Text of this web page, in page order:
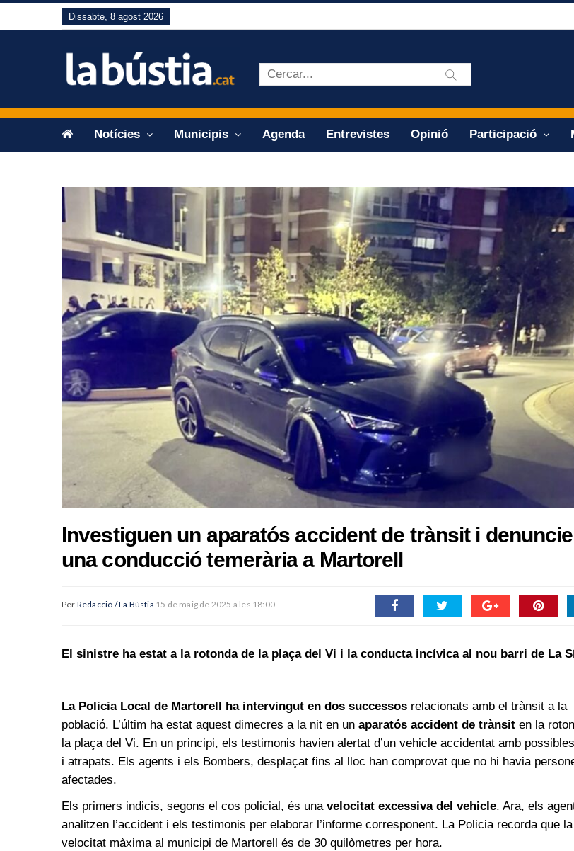
Dissabte, 8 agost 2026
Notícies Municipis Agenda Entrevistes Opinió Participació
Investiguen un aparatós accident de trànsit i
una conducció temerària a Martorell
Per Redacció / La Bústia 15 de maig de 2025 a les 18:00
El sinistre ha estat a la rotonda de la plaça del Vi i la conducta incívica al nou barri de La
La Policia Local de Martorell ha intervingut en dos successos relacionats amb el trànsit a la
població. L’últim ha estat aquest dimecres a la nit en un aparatós accident de trànsit en la
la plaça del Vi. En un principi, els testimonis havien alertat d’un vehicle accidentat amb
i atrapats. Els agents i els Bombers, desplaçat fins al lloc han comprovat que no hi havia
afectades.
Els primers indicis, segons el cos policial, és unavelocitat excessiva del vehicle. Ara, els
analitzen l’accident i els testimonis per elaborar l’informe corresponent. La Policia recorda que la
velocitat màxima al municipi de Martorell és de 30 quilòmetres per hora.